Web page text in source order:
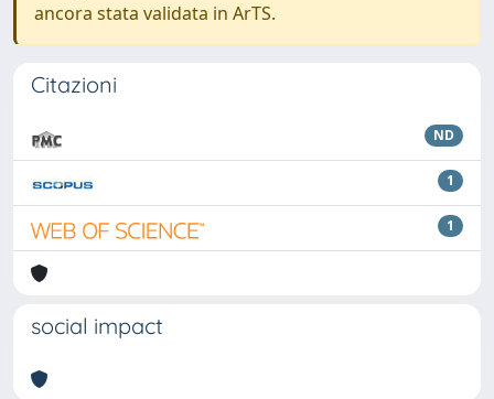
ancora stata validata in ArTS.
Citazioni
ND
1
1
social impact